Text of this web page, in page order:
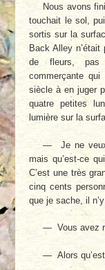
Nous avons
touchait le sol,
sortis sur la
Back Alley
de fleurs, pas
commerçante
siècle à en juger
quatre petites
lumière sur la
— Je ne veux
mais qu’est-ce
C’est une très
cinq cents
que je sache, il
— Vous avez
— Alors